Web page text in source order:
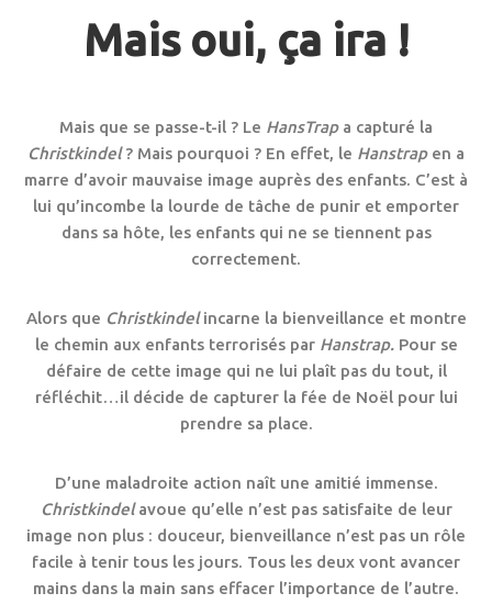
Mais oui, ça ira !
Mais que se passe-t-il ? Le HansTrapa capturé la
Christkindel? Mais pourquoi ? En effet, le Hanstrapen a
marre d’avoir mauvaise image auprès des enfants. C’est à
lui qu’incombe la lourde de tâche de punir et emporter
dans sa hôte, les enfants qui ne se tiennent pas
correctement.
Alors que Christkindelincarne la bienveillance et montre
le chemin aux enfants terrorisés par Hanstrap.Pour se
défaire de cette image qui ne lui plaît pas du tout, il
réfléchit…il décide de capturer la fée de Noël pour lui
prendre sa place.
D’une maladroite action naît une amitié immense.
Christkindelavoue qu’elle n’est pas satisfaite de leur
image non plus : douceur, bienveillance n’est pas un rôle
facile à tenir tous les jours. Tous les deux vont avancer
mains dans la main sans effacer l’importance de l’autre.